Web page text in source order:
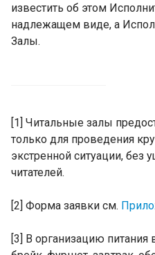
известить об этом
надлежащем виде, а
Залы.
[1] Читальные залы
только для проведения
экстренной ситуации, без
читателей.
[2] Форма заявки см.
[3] В организацию питания